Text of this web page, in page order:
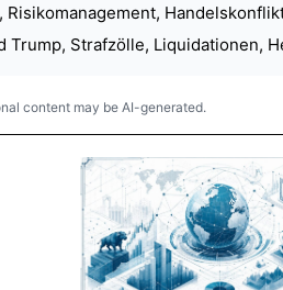
Strafzölle, Liquidationen,
content may be AI-generated.